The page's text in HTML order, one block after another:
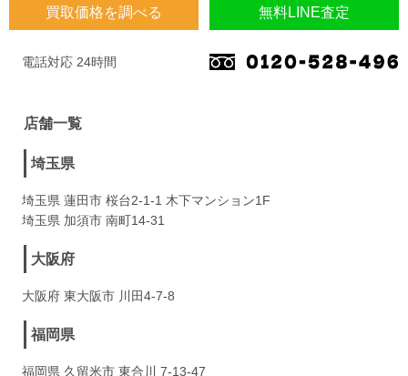
買取価格を調べる 無料LINE査定
電話対応 24時間
店舗一覧
埼玉県
埼玉県 蓮田市 桜台2-1-1 木下マンション1F
埼玉県 加須市 南町14-31
大阪府
大阪府 東大阪市 川田4-7-8
福岡県
福岡県 久留米市 東合川 7-13-47